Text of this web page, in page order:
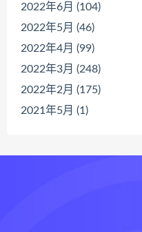
2022年6月 (104)
2022年5月 (46)
2022年4月 (99)
2022年3月 (248)
2022年2月 (175)
2021年5月 (1)